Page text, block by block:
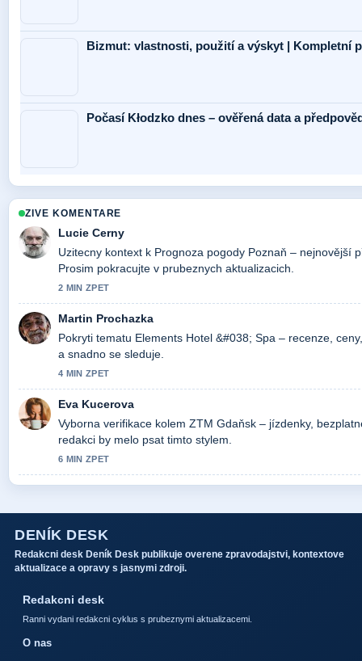
Bizmut: vlastnosti, použití a výskyt | Kompletní
Počasí Kłodzko dnes – ověřená data a
ZIVE KOMENTARE
Lucie Cerny
Uzitecny kontext k Prognoza pogody Poznaň – nejnovější
Prosim pokracujte v prubeznych aktualizacich.
2 MIN ZPET
Martin Prochazka
Pokryti tematu Elements Hotel &#038; Spa – recenze,
a snadno se sleduje.
4 MIN ZPET
Eva Kucerova
Vyborna verifikace kolem ZTM Gdaňsk – jízdenky,
redakci by melo psat timto stylem.
6 MIN ZPET
DENÍK DESK
Redakcni desk Deník Desk publikuje overene zpravodajstvi, kontextove
aktualizace a opravy s jasnymi zdroji.
Redakcni desk
Ranni vydani redakcni cyklus s prubeznymi aktualizacemi.
O nas